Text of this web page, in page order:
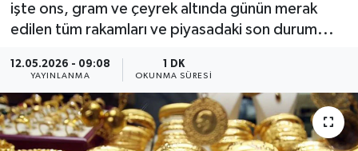
işte ons, gram ve çeyrek altında günün merak
edilen tüm rakamları ve piyasadaki son durum...
12.05.2026 - 09:08
YAYINLANMA
1 DK
OKUNMA SÜRESI
Gündem
Magazin
Sağlık
Siyaset
Son Dakika Haberleri
Haber Arşivi